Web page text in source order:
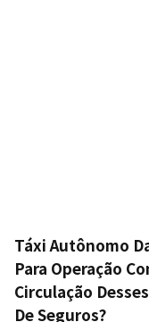
Táxi Autônomo
Para Operação
Circulação
De Seguros?